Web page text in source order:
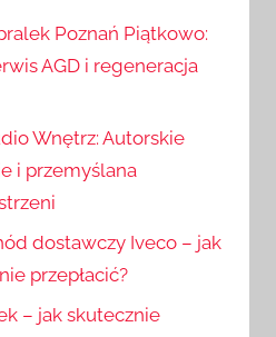
a
j
Poznań Piątkowo:
AGD i regeneracja
Wnętrz: Autorskie
i przemyślana
dostawczy Iveco – jak
przepłacić?
– jak skutecznie